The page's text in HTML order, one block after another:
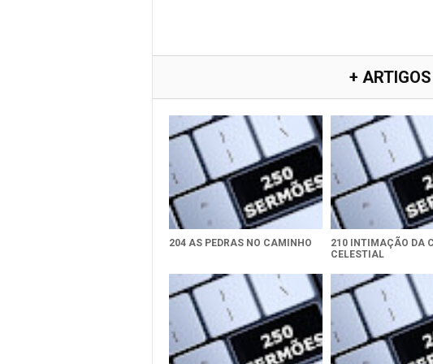
+
204 AS PEDRAS NO CAMINHO
210 INTIMAÇÃO DA
CELESTIAL